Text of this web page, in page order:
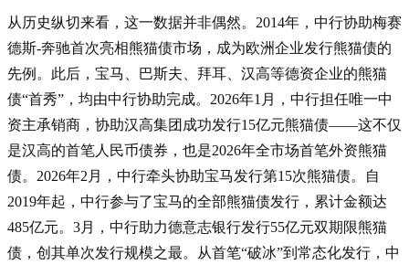
从历史纵切来看，这一数据并非偶然。2014年，中行协助梅赛
德斯-奔驰首次亮相熊猫债市场，成为欧洲企业发行熊猫债的
先例 。此后，宝马、巴斯夫、拜耳、汉高等德资企业的熊猫
债“首秀”，均由中行协助完成。2026年1月，中行担任唯一中
资主承销商，协助汉高集团成功发行15亿元熊猫债——这不仅
是汉高的首笔人民币债券，也是2026年全市场首笔外资熊猫
债。2026年2月，中行牵头协助宝马发行第15次熊猫债。自
2019年起，中行参与了宝马的全部熊猫债发行，累计金额达
485亿元。3月，中行助力德意志银行发行55亿元双期限熊猫
债，创其单次发行规模之最。从首笔“破冰”到常态化发行，中